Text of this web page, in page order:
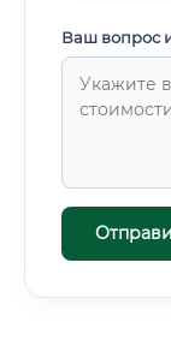
Ваш вопрос